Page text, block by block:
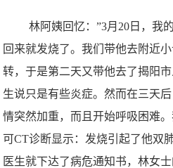
林阿姨回忆：”3月20日，我
回来就发烧了。我们带他去附近
转，于是第二天又带他去了揭阳
生说只是有些炎症。然而在三天
情突然加重，而且开始呼吸困难
可CT诊断显示：发烧引起了他双
医生就下达了病危通知书，林女